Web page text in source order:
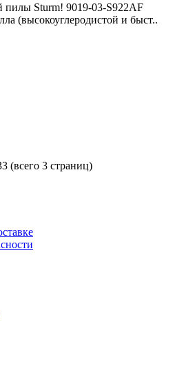
пилы Sturm! 9019-03-S922AF
(высокоуглеродистой и быст..
(всего 3 страниц)